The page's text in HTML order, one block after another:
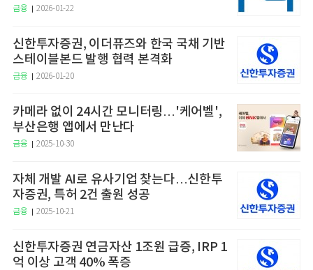
금융 2026-01-22
신한투자증권, 이더퓨즈와 한국 국채 기반
스테이블본드 발행 협력 본격화
금융 2026-01-20
카메라 없이 24시간 모니터링…'케어벨',
부산은행 앱에서 만난다
금융 2025-10-30
자체 개발 AI로 유사기업 찾는다…신한투
자증권, 특허 2건 출원 성공
금융 2025-10-21
신한투자증권 연금자산 1조원 급증, IRP 1
억 이상 고객 40% 폭증